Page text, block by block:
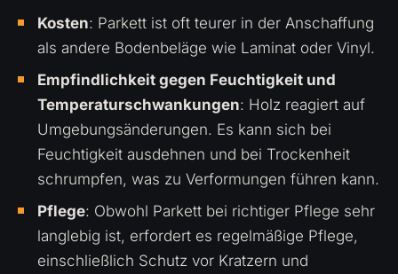
Kosten: Parkett ist oft teurer in der Anschaffung
als andere Bodenbeläge wie Laminat oder Vinyl.
Empfindlichkeit gegen Feuchtigkeit und
Temperaturschwankungen: Holz reagiert auf
Umgebungsänderungen. Es kann sich bei
Feuchtigkeit ausdehnen und bei Trockenheit
schrumpfen, was zu Verformungen führen kann.
Pflege: Obwohl Parkett bei richtiger Pflege sehr
langlebig ist, erfordert es regelmäßige Pflege,
einschließlich Schutz vor Kratzern und